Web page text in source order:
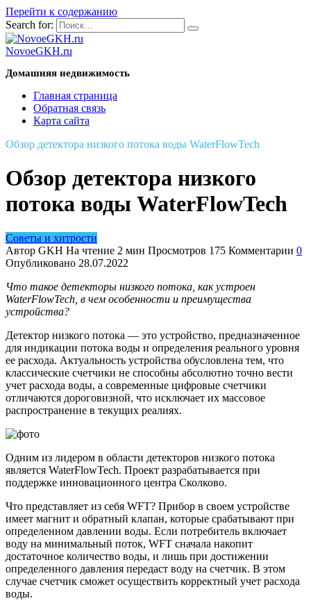
Перейти к содержанию
Search for:
NovoeGKH.ru
Домашняя недвижимость
Главная страница
Обратная связь
Карта сайта
Обзор детектора низкого потока воды WaterFlowTech
Обзор детектора низкого
потока воды WaterFlowTech
Советы и хитрости
Автор GKH На чтение 2 мин Просмотров 175 Комментарии 0
Опубликовано 28.07.2022
Что такое детекторы низкого потока, как устроен
WaterFlowTech , в чем особенности и преимущества
устройства?
Детектор низкого потока — это устройство, предназначенное
для индикации потока воды и определения реального уровня
ее расхода. Актуальность устройства обусловлена тем, что
классические счетчики не способны абсолютно точно вести
учет расхода воды, а современные цифровые счетчики
отличаются дороговизной, что исключает их массовое
распространение в текущих реалиях.
Одним из лидером в области детекторов низкого потока
является WaterFlowTech. Проект разрабатывается при
поддержке инновационного центра Сколково.
Что представляет из себя WFT? Прибор в своем устройстве
имеет магнит и обратный клапан, которые срабатывают при
определенном давлении воды. Если потребитель включает
воду на минимальный поток, WFT сначала накопит
достаточное количество воды, и лишь при достижении
определенного давления передаст воду на счетчик. В этом
случае счетчик сможет осуществить корректный учет расхода
воды.